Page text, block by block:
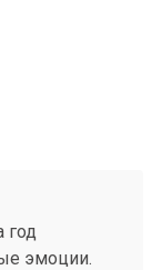
обшит
сайт, что
из
год
эмоции.